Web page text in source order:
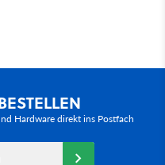
Hardware direkt ins Postfach